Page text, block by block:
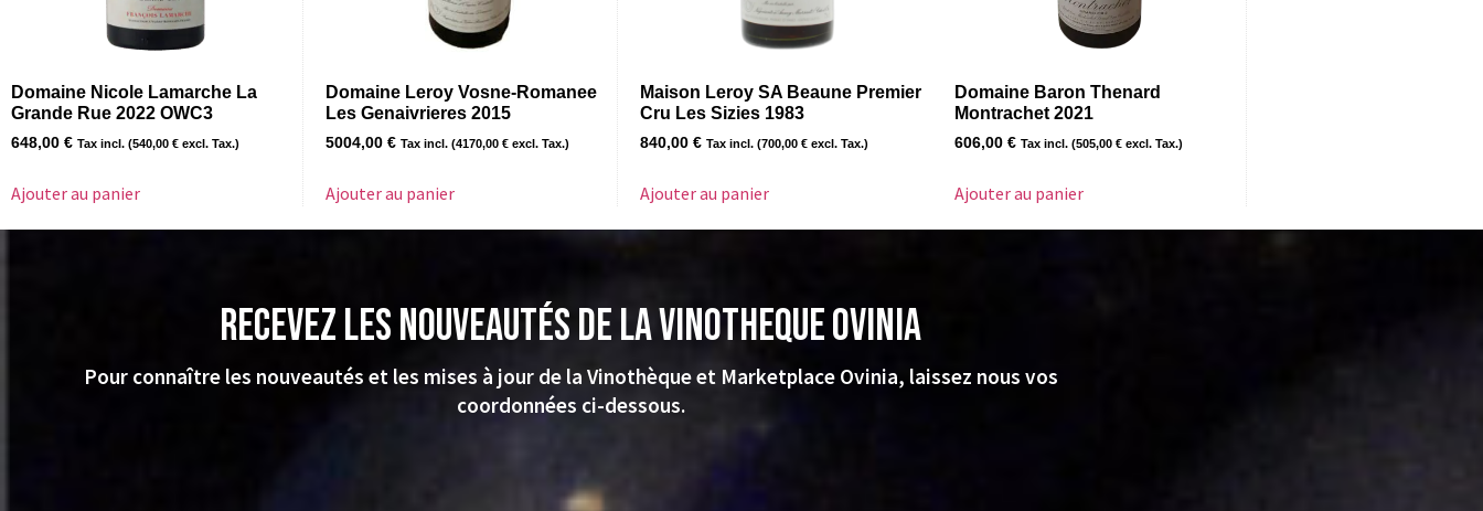
Domaine Nicole Lamarche La
Grande Rue 2022 OWC3
648,00 € Tax incl. (540,00 € excl. Tax.)
Ajouter au panier
Domaine Leroy Vosne-Romanee
Les Genaivrieres 2015
5004,00 € Tax incl. (4170,00 € excl. Tax.)
Ajouter au panier
Maison Leroy SA Beaune Premier
Cru Les Sizies 1983
840,00 € Tax incl. (700,00 € excl. Tax.)
Ajouter au panier
Domaine Baron Thenard
Montrachet 2021
606,00 € Tax incl. (505,00 € excl. Tax.)
Ajouter au panier
Recevez les nouveautés de la VINOTHEQUE Ovinia
Pour connaître les nouveautés et les mises à jour de la Vinothèque et Marketplace Ovinia, laissez nous vos
coordonnées ci-dessous.